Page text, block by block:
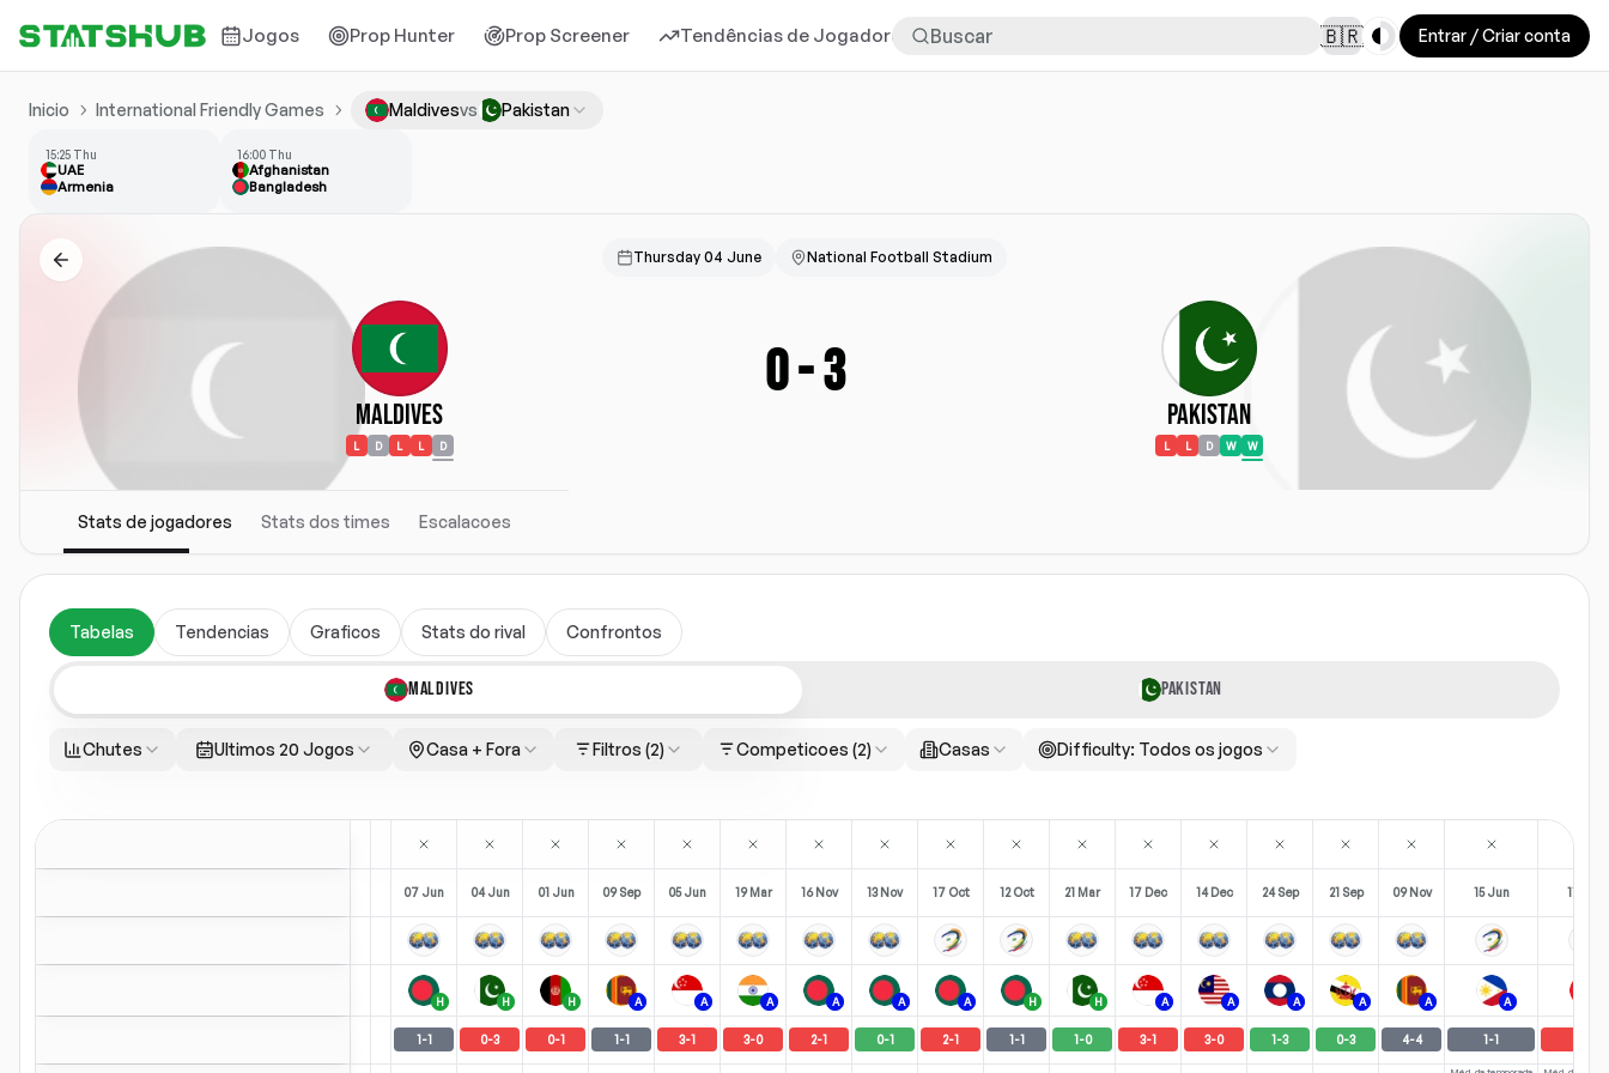
Jogos Prop Hunter Prop Screener Tendências de Jogadores Mais 🇧🇷 Toggle theme
Entrar / Criar conta
Inicio International Friendly Games Maldivesvs Pakistan
15:25 Thu
UAE
Armenia
16:00 Thu
Afghanistan
Bangladesh
Thursday 04 June National Football Stadium
Maldives
L D L L D
0-3
Pakistan
L L D W W
Stats de jogadores Stats dos times Escalacoes
Tabelas Tendencias Graficos Stats do rival Confrontos
MALDIVES PAKISTAN
Chutes Ultimos 20 Jogos Casa + Fora Filtros (2) Competicoes (2) Casas Difficulty: Todos os jogos
07 Jun 04 Jun 01 Jun 09 Sep 05 Jun 19 Mar 16 Nov 13 Nov 17 Oct 12 Oct 21 Mar 17 Dec 14 Dec 24 Sep 21 Sep 09 Nov 15 Jun 11 Jun
H H H A A A A A A H H A A A A A A
1-1 0-3 0-1 1-1 3-1 3-0 2-1 0-1 2-1 1-1 1-0 3-1 3-0 1-3 0-3 4-4 1-1